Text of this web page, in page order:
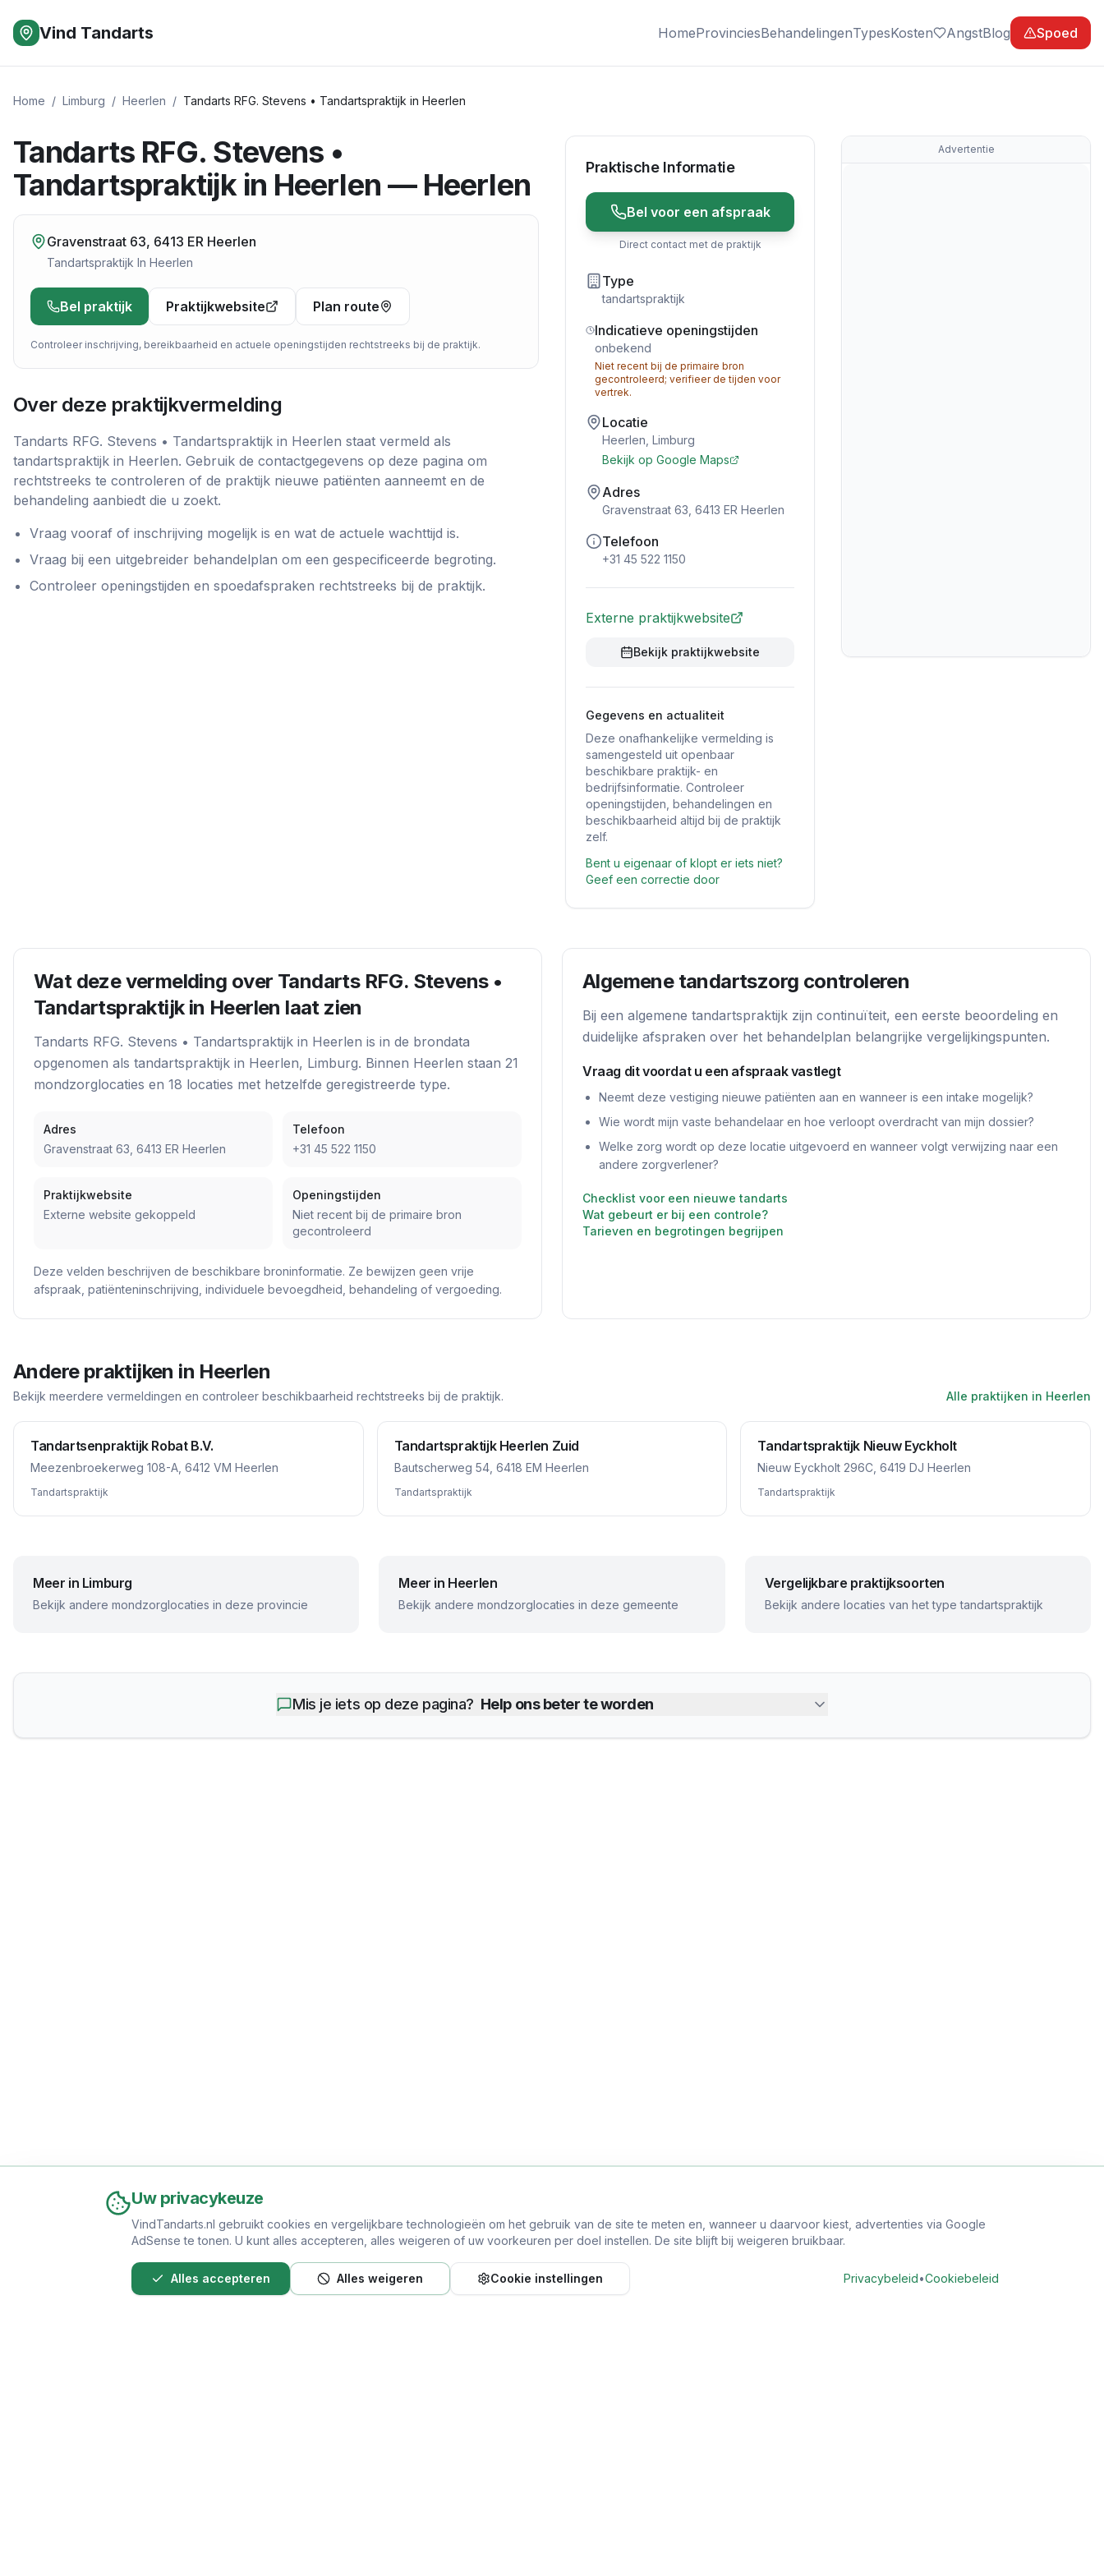
Vind Tandarts HomeProvinciesBehandelingenTypesKosten AngstBlog Spoed
Home / Limburg / Heerlen / Tandarts RFG. Stevens • Tandartspraktijk in Heerlen
Tandarts RFG. Stevens •
Tandartspraktijk in Heerlen — Heerlen
Gravenstraat 63, 6413 ER Heerlen
Tandartspraktijk In Heerlen
Bel praktijk Praktijkwebsite Plan route
Controleer inschrijving, bereikbaarheid en actuele openingstijden rechtstreeks bij de praktijk.
Over deze praktijkvermelding
Tandarts RFG. Stevens • Tandartspraktijk in Heerlen staat vermeld als
tandartspraktijk in Heerlen. Gebruik de contactgegevens op deze pagina om
rechtstreeks te controleren of de praktijk nieuwe patiënten aanneemt en de
behandeling aanbiedt die u zoekt.
Vraag vooraf of inschrijving mogelijk is en wat de actuele wachttijd is.
Vraag bij een uitgebreider behandelplan om een gespecificeerde begroting.
Controleer openingstijden en spoedafspraken rechtstreeks bij de praktijk.
Praktische Informatie
Bel voor een afspraak
Direct contact met de praktijk
Type
tandartspraktijk
Indicatieve openingstijden
onbekend
Niet recent bij de primaire bron
gecontroleerd; verifieer de tijden voor
vertrek.
Locatie
Heerlen Limburg
Bekijk op Google Maps
Adres
Gravenstraat 63, 6413 ER Heerlen
Telefoon
+31 45 522 1150
Externe praktijkwebsite
Bekijk praktijkwebsite
Gegevens en actualiteit
Deze onafhankelijke vermelding is
samengesteld uit openbaar
beschikbare praktijk- en
bedrijfsinformatie. Controleer
openingstijden, behandelingen en
beschikbaarheid altijd bij de praktijk
zelf.
Bent u eigenaar of klopt er iets niet?
Geef een correctie door
Advertentie
Wat deze vermelding over Tandarts RFG. Stevens •
Tandartspraktijk in Heerlen laat zien
Tandarts RFG. Stevens • Tandartspraktijk in Heerlen is in de brondata
opgenomen als tandartspraktijk in Heerlen, Limburg. Binnen Heerlen staan 21
mondzorglocaties en 18 locaties met hetzelfde geregistreerde type.
Adres
Gravenstraat 63, 6413 ER Heerlen
Telefoon
+31 45 522 1150
Praktijkwebsite
Externe website gekoppeld
Openingstijden
Niet recent bij de primaire bron
gecontroleerd
Deze velden beschrijven de beschikbare broninformatie. Ze bewijzen geen vrije
afspraak, patiënteninschrijving, individuele bevoegdheid, behandeling of vergoeding.
Algemene tandartszorg controleren
Bij een algemene tandartspraktijk zijn continuïteit, een eerste beoordeling en
duidelijke afspraken over het behandelplan belangrijke vergelijkingspunten.
Vraag dit voordat u een afspraak vastlegt
Neemt deze vestiging nieuwe patiënten aan en wanneer is een intake mogelijk?
Wie wordt mijn vaste behandelaar en hoe verloopt overdracht van mijn dossier?
Welke zorg wordt op deze locatie uitgevoerd en wanneer volgt verwijzing naar een
andere zorgverlener?
Checklist voor een nieuwe tandarts
Wat gebeurt er bij een controle?
Tarieven en begrotingen begrijpen
Andere praktijken in Heerlen
Bekijk meerdere vermeldingen en controleer beschikbaarheid rechtstreeks bij de praktijk. Alle praktijken in Heerlen
Tandartsenpraktijk Robat B.V.
Meezenbroekerweg 108-A, 6412 VM Heerlen
Tandartspraktijk
Tandartspraktijk Heerlen Zuid
Bautscherweg 54, 6418 EM Heerlen
Tandartspraktijk
Tandartspraktijk Nieuw Eyckholt
Nieuw Eyckholt 296C, 6419 DJ Heerlen
Tandartspraktijk
Meer in Limburg
Bekijk andere mondzorglocaties in deze provincie
Meer in Heerlen
Bekijk andere mondzorglocaties in deze gemeente
Vergelijkbare praktijksoorten
Bekijk andere locaties van het type tandartspraktijk
Mis je iets op deze pagina? Help ons beter te worden
Uw privacykeuze
VindTandarts.nl gebruikt cookies en vergelijkbare technologieën om het gebruik van de site te meten en, wanneer u daarvoor kiest, advertenties via Google
AdSense te tonen. U kunt alles accepteren, alles weigeren of uw voorkeuren per doel instellen. De site blijft bij weigeren bruikbaar.
Alles accepteren Alles weigeren Cookie instellingen Privacybeleid•Cookiebeleid